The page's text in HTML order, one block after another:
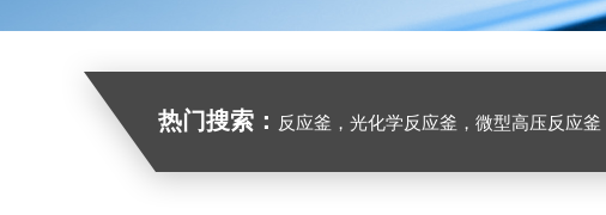
热门搜索： 反应釜，光化学反应釜，微型高压反应